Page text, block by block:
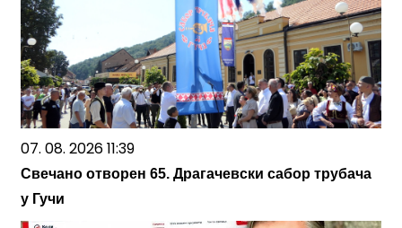
07. 08. 2026 11:39
Свечано отворен 65. Драгачевски сабор трубача
у Гучи